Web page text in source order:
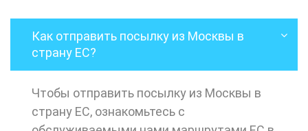
Как отправить посылку из Москвы в
страну ЕС?
Чтобы отправить посылку из Москвы в
страну ЕС, ознакомьтесь с